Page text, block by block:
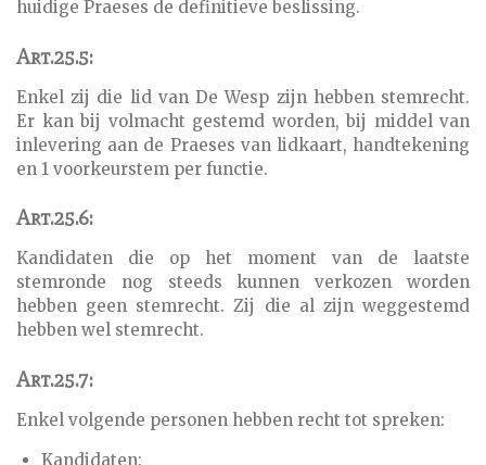
huidige Praeses de definitieve beslissing.
Art.25.5:
Enkel zij die lid van De Wesp zijn hebben stemrecht.
Er kan bij volmacht gestemd worden, bij middel van
inlevering aan de Praeses van lidkaart, handtekening
en 1 voorkeurstem per functie.
Art.25.6:
Kandidaten die op het moment van de laatste
stemronde nog steeds kunnen verkozen worden
hebben geen stemrecht. Zij die al zijn weggestemd
hebben wel stemrecht.
Art.25.7:
Enkel volgende personen hebben recht tot spreken:
Kandidaten: